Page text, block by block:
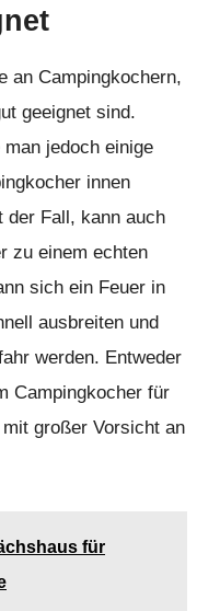
an Campingkochern,
geeignet sind.
jedoch einige
innen
der Fall, kann auch
zu einem echten
sich ein Feuer in
ausbreiten und
werden. Entweder
Campingkocher für
großer Vorsicht an
für